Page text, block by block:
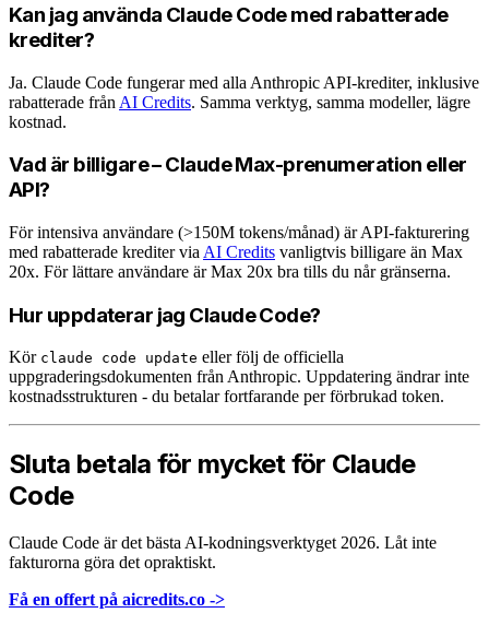
Kan jag använda Claude Code med rabatterade
krediter?
Ja. Claude Code fungerar med alla Anthropic API-krediter, inklusive
rabatterade från AI Credits. Samma verktyg, samma modeller, lägre
kostnad.
Vad är billigare – Claude Max-prenumeration eller
API?
För intensiva användare (>150M tokens/månad) är API-fakturering
med rabatterade krediter via AI Credits vanligtvis billigare än Max
20x. För lättare användare är Max 20x bra tills du når gränserna.
Hur uppdaterar jag Claude Code?
Kör claude code update eller följ de officiella
uppgraderingsdokumenten från Anthropic. Uppdatering ändrar inte
kostnadsstrukturen - du betalar fortfarande per förbrukad token.
Sluta betala för mycket för Claude
Code
Claude Code är det bästa AI-kodningsverktyget 2026. Låt inte
fakturorna göra det opraktiskt.
Få en offert på aicredits.co ->